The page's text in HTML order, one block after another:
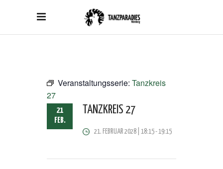
Veranstaltungsserie: Tanzkreis
27
21
FEB.
TANZKREIS 27
21. FEBRUAR 2028 | 18:15-19:15